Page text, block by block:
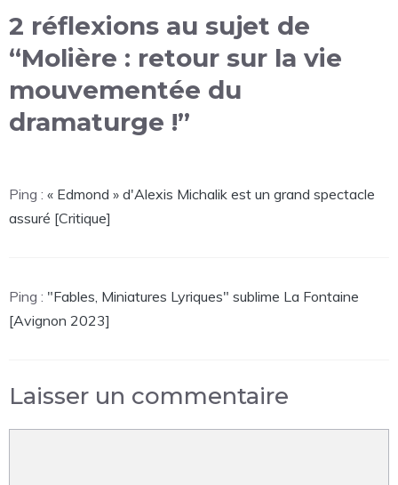
2 réflexions au sujet de
“Molière : retour sur la vie
mouvementée du
dramaturge !”
Ping : « Edmond » d'Alexis Michalik est un grand spectacle
assuré [Critique]
Ping : "Fables, Miniatures Lyriques" sublime La Fontaine
[Avignon 2023]
Laisser un commentaire